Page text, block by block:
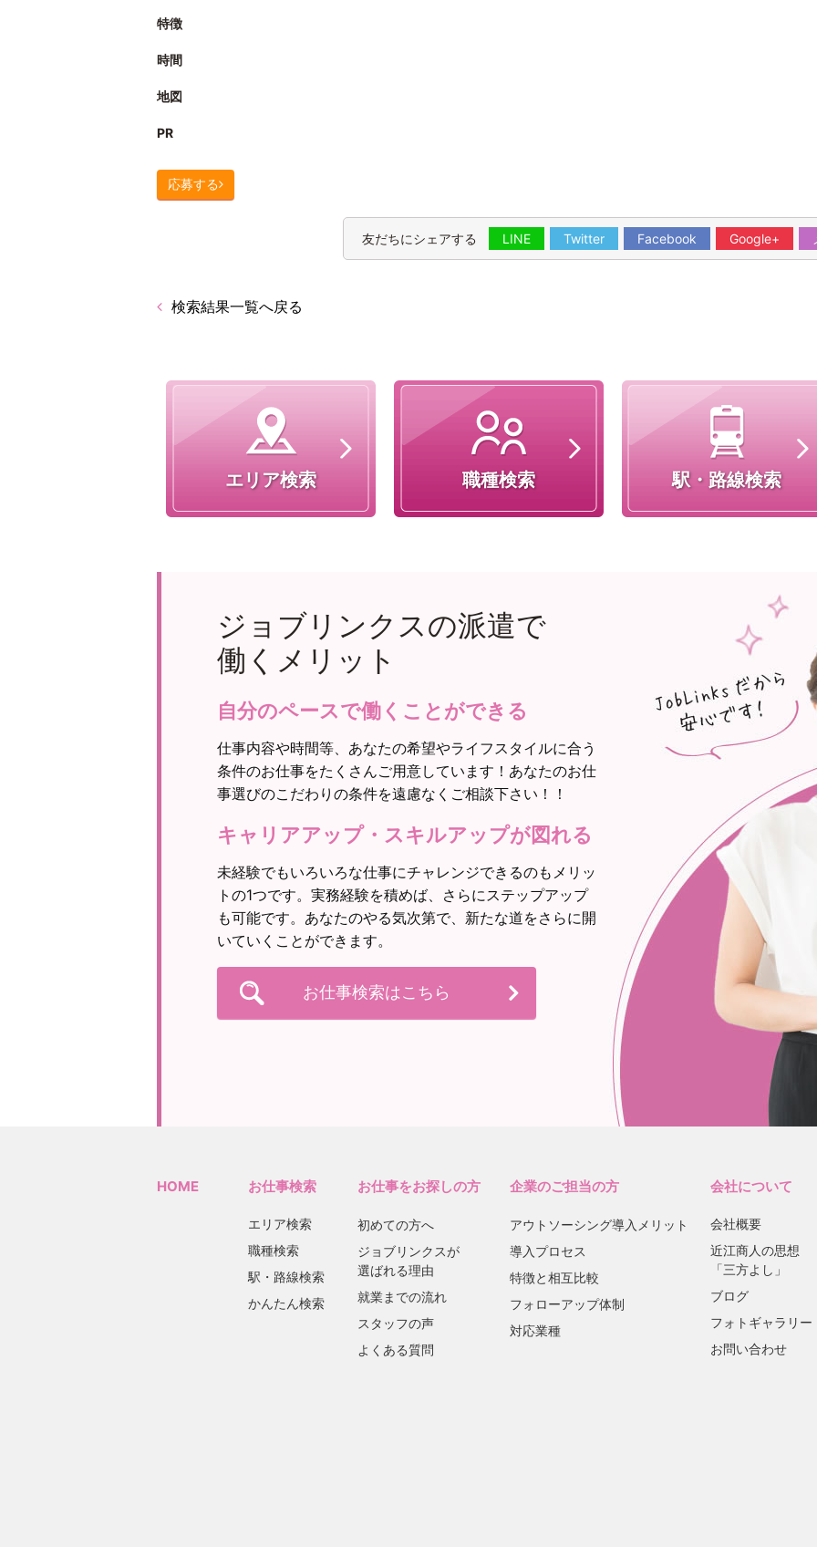
特徴
時間
地図
PR
応募する
友だちにシェアする LINE Twitter Facebook Google+
検索結果一覧へ戻る
エリア検索 職種検索 駅・路線検索
ジョブリンクスの派遣で
働くメリット
自分のペースで働くことができる
仕事内容や時間等、あなたの希望やライフスタイルに合う
条件のお仕事をたくさんご用意しています！あなたのお仕
事選びのこだわりの条件を遠慮なくご相談下さい！！
キャリアアップ・スキルアップが図れる
未経験でもいろいろな仕事にチャレンジできるのもメリッ
トの1つです。実務経験を積めば、さらにステップアップ
も可能です。あなたのやる気次第で、新たな道をさらに開
いていくことができます。
お仕事検索はこちら
HOME お仕事検索
エリア検索
職種検索
駅・路線検索
かんたん検索
お仕事をお探しの方
初めての方へ
ジョブリンクスが
選ばれる理由
就業までの流れ
スタッフの声
よくある質問
企業のご担当の方
アウトソーシング導入メリット
導入プロセス
特徴と相互比較
フォローアップ体制
対応業種
会社について
会社概要
近江商人の思想
「三方よし」
ブログ
フォトギャラリー
お問い合わせ